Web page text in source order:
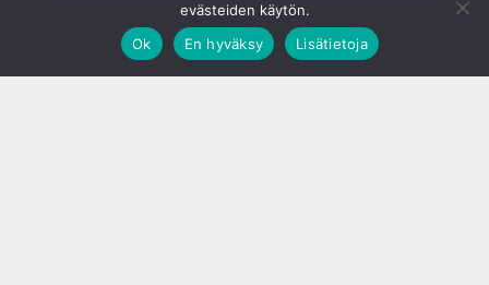
evästeiden käytön.
Ok
En hyväksy Lisätietoja